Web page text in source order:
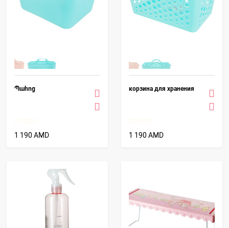
Պահոց
1 190 AMD
корзина для хранения
1 190 AMD